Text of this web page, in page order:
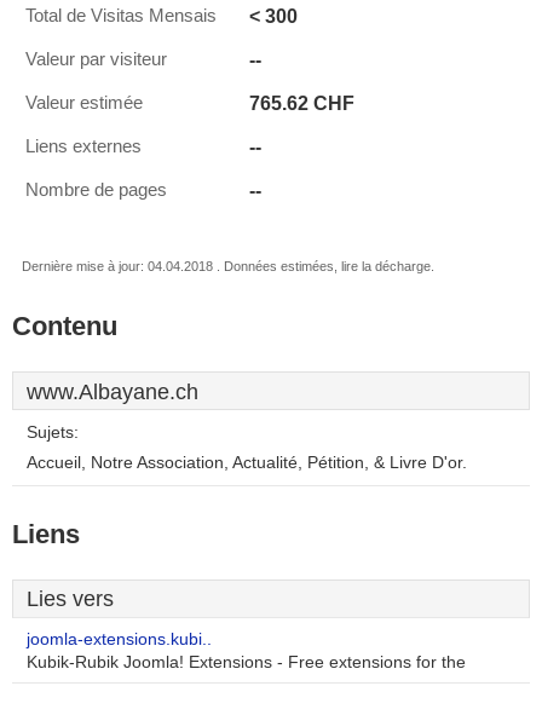
Total de Visitas Mensais < 300
Valeur par visiteur --
Valeur estimée 765.62 CHF
Liens externes --
Nombre de pages --
Dernière mise à jour: 04.04.2018 . Données estimées, lire la décharge.
Contenu
www.Albayane.ch
Sujets:
Accueil, Notre Association, Actualité, Pétition, & Livre D'or.
Liens
Lies vers
joomla-extensions.kubi..
Kubik-Rubik Joomla! Extensions - Free extensions for the